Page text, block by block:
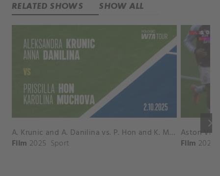
RELATED SHOWS SHOW ALL
keyboard_arrow_right
A. Krunic and A. Danilina vs. P. Hon and K. Muchova Match Highlights - BEIJING_Capital Group Diamond ( October 02, 2025)
Film 2025 Sport Film 2026